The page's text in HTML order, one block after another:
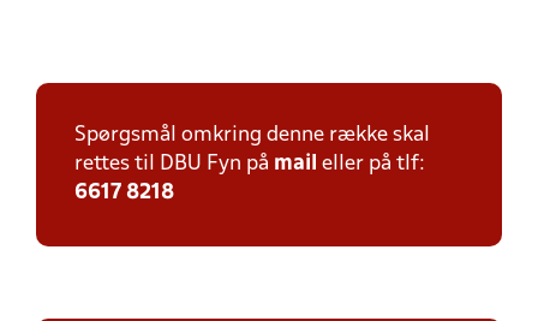
Spørgsmål omkring denne række skal
rettes til DBU Fyn på mail eller på tlf:
6617 8218